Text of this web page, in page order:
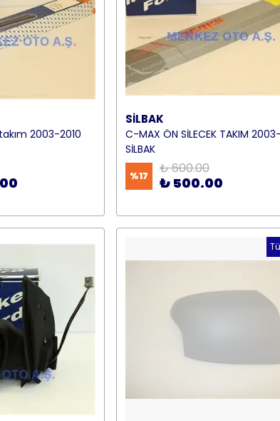
2003-2010
SİLBAK
C-MAX ÖN SİLECEK TAKIM
SİLBAK
%17 ₺ 600.00
₺ 500.00